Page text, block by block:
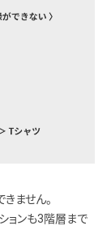
ません。
ョンも3階層まで